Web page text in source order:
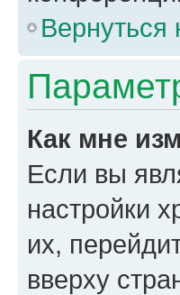
Вернуться
Как мне
Если вы
настройки
их,
вверху